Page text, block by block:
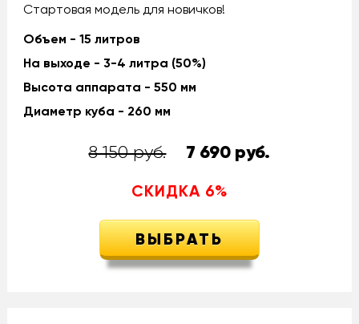
Стартовая модель для новичков!
Объем - 15 литров
На выходе - 3-4 литра (50%)
Высота аппарата - 550 мм
Диаметр куба - 260 мм
8 150 руб. 7 690 руб.
СКИДКА 6%
ВЫБРАТЬ